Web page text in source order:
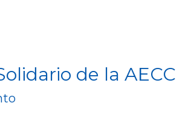
de la AECC